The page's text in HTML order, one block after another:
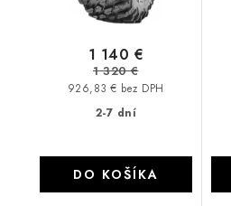
2-7 dní
926,83 € bez DPH
1 140 €
1 320 €
DO KOŠÍKA